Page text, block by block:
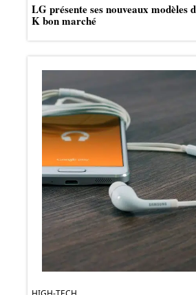
LG présente ses nouveaux modèles
K bon marché